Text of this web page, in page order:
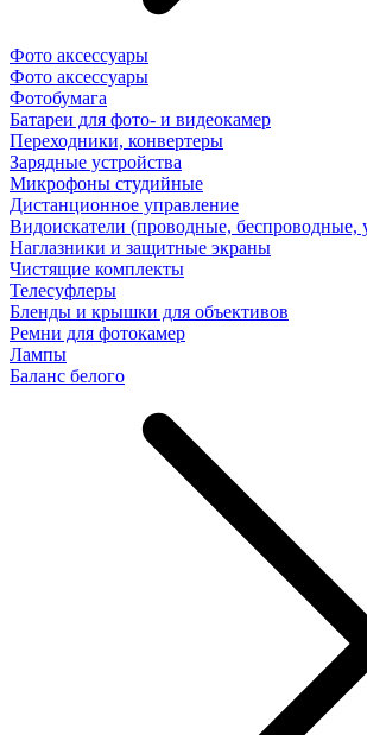
Фото аксессуары
Фото аксессуары
Фотобумага
Батареи для фото- и видеокамер
Переходники, конвертеры
Зарядные устройства
Микрофоны студийные
Дистанционное управление
Видоискатели (проводные, беспроводные,
Наглазники и защитные экраны
Чистящие комплекты
Телесуфлеры
Бленды и крышки для объективов
Ремни для фотокамер
Лампы
Баланс белого